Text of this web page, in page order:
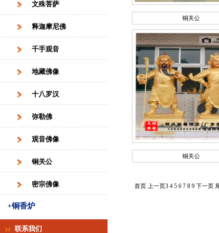
文殊菩萨
释迦摩尼佛
千手观音
地藏佛像
十八罗汉
弥勒佛
观音佛像
铜关公
密宗佛像
+铜香炉
联系我们
铜关公
铜关公
首页 上一页3 4 5 6 7 8 9 下一页